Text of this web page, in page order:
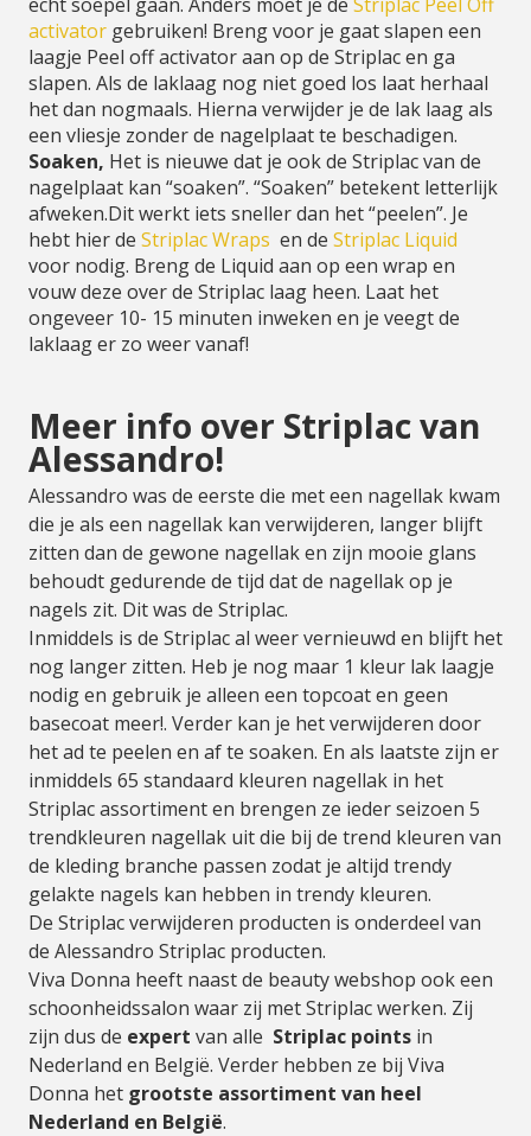
activator gebruiken! Breng voor je gaat slapen een
laagje Peel off activator aan op de Striplac en ga
slapen. Als de laklaag nog niet goed los laat herhaal
het dan nogmaals. Hierna verwijder je de lak laag als
een vliesje zonder de nagelplaat te beschadigen.
Soaken, Het is nieuwe dat je ook de Striplac van de
nagelplaat kan “soaken”. “Soaken” betekent letterlijk
afweken.Dit werkt iets sneller dan het “peelen”. Je
hebt hier de Striplac Wraps en de Striplac Liquid
voor nodig. Breng de Liquid aan op een wrap en
vouw deze over de Striplac laag heen. Laat het
ongeveer 10- 15 minuten inweken en je veegt de
laklaag er zo weer vanaf!
Meer info over Striplac van
Alessandro!
Alessandro was de eerste die met een nagellak kwam
die je als een nagellak kan verwijderen, langer blijft
zitten dan de gewone nagellak en zijn mooie glans
behoudt gedurende de tijd dat de nagellak op je
nagels zit. Dit was de Striplac.
Inmiddels is de Striplac al weer vernieuwd en blijft het
nog langer zitten. Heb je nog maar 1 kleur lak laagje
nodig en gebruik je alleen een topcoat en geen
basecoat meer!. Verder kan je het verwijderen door
het ad te peelen en af te soaken. En als laatste zijn er
inmiddels 65 standaard kleuren nagellak in het
Striplac assortiment en brengen ze ieder seizoen 5
trendkleuren nagellak uit die bij de trend kleuren van
de kleding branche passen zodat je altijd trendy
gelakte nagels kan hebben in trendy kleuren.
De Striplac verwijderen producten is onderdeel van
de Alessandro Striplac producten.
Viva Donna heeft naast de beauty webshop ook een
schoonheidssalon waar zij met Striplac werken. Zij
zijn dus de expert van alle Striplac points in
Nederland en België. Verder hebben ze bij Viva
Donna het grootste assortiment van heel
Nederland en België.